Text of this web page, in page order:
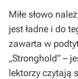
Miłe słowo
jest ładne i do
zawarta w
„Stronghold” –
lektorzy czytają